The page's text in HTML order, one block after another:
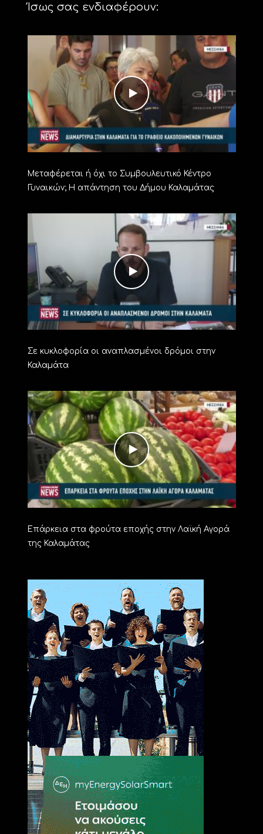
Ίσως σας ενδιαφέρουν:
Μεταφέρεται ή όχι το Συμβουλευτικό Κέντρο
Γυναικών; Η απάντηση του Δήμου Καλαμάτας
Σε κυκλοφορία οι αναπλασμένοι δρόμοι στην
Καλαμάτα
Επάρκεια στα φρούτα εποχής στην Λαϊκή Αγορά
της Καλαμάτας